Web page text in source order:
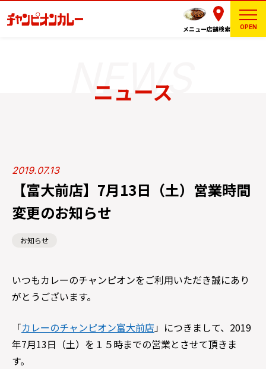
メニュー店舗検索 OPEN
ニュース
2019.07.13
【富大前店】7月13日（土）営業時間
変更のお知らせ
お知らせ
いつもカレーのチャンピオンをご利用いただき誠にあり
がとうございます。
「カレーのチャンピオン富大前店」につきまして、2019
年7月13日（土）を１５時までの営業とさせて頂きま
す。